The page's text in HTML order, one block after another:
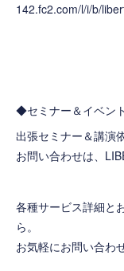
142.fc2.com/l/i/b/
◆セミナー＆イベン
出張セミナー＆講演
お問い合わせは、
各種サービス詳細と
ら。
お気軽にお問い合わ